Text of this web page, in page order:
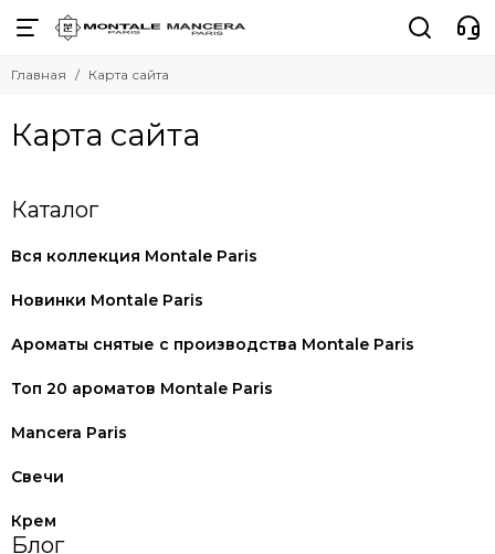
Главная Карта сайта
Карта сайта
Каталог
Вся коллекция Montale Paris
Новинки Montale Paris
Ароматы cнятые с производства Montale Paris
Топ 20 ароматов Montale Paris
Mancera Paris
Свечи
Крем
Блог